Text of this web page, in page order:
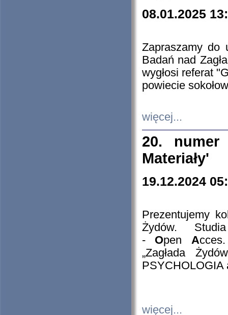
08.01.2025
Zapraszamy do
Badań nad
wygłosi referat
powiecie
więcej...
20. numer
Materiały'
19.12.2024
Prezentujemy
Żydów.
- Open A
„Zagłada
PSYCHOLOGIA
więcej...